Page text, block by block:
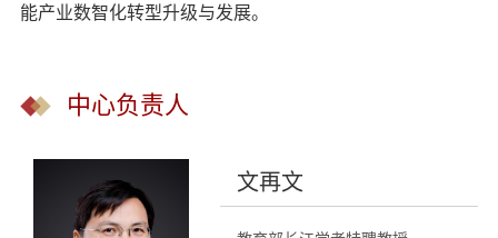
能产业数智化转型升级与发展。
中心负责人
文再文